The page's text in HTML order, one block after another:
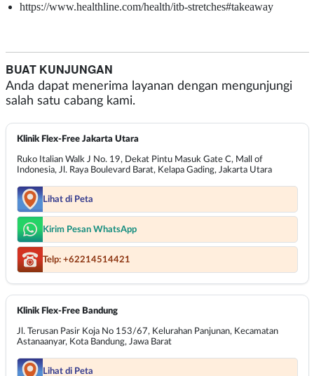
https://www.healthline.com/health/itb-stretches#takeaway
BUAT KUNJUNGAN
Anda dapat menerima layanan dengan mengunjungi
salah satu cabang kami.
Klinik Flex-Free Jakarta Utara
Ruko Italian Walk J No. 19, Dekat Pintu Masuk Gate C, Mall of
Indonesia, Jl. Raya Boulevard Barat, Kelapa Gading, Jakarta Utara
Lihat di Peta
Kirim Pesan WhatsApp
Telp: +62214514421
Klinik Flex-Free Bandung
Jl. Terusan Pasir Koja No 153/67, Kelurahan Panjunan, Kecamatan
Astanaanyar, Kota Bandung, Jawa Barat
Lihat di Peta